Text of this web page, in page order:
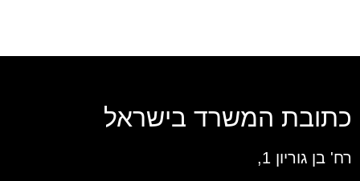
כתובת המשרד בישראל
רח' בן גוריון 1,